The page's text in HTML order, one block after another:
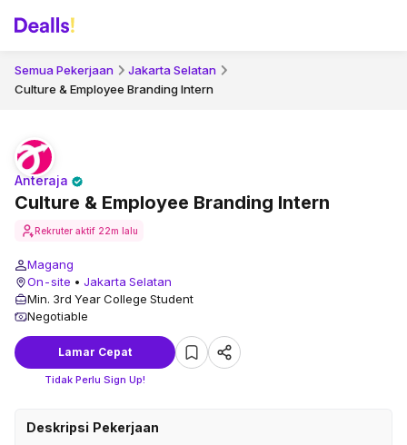
Semua Pekerjaan
Jakarta Selatan
Culture & Employee Branding Intern
Culture & Employee Branding Intern
Anteraja
Rekruter aktif 22m lalu
Magang
On-site • Jakarta Selatan
Min. 3rd Year College Student
Negotiable
Lamar Cepat
Tidak Perlu Sign Up!
Deskripsi Pekerjaan